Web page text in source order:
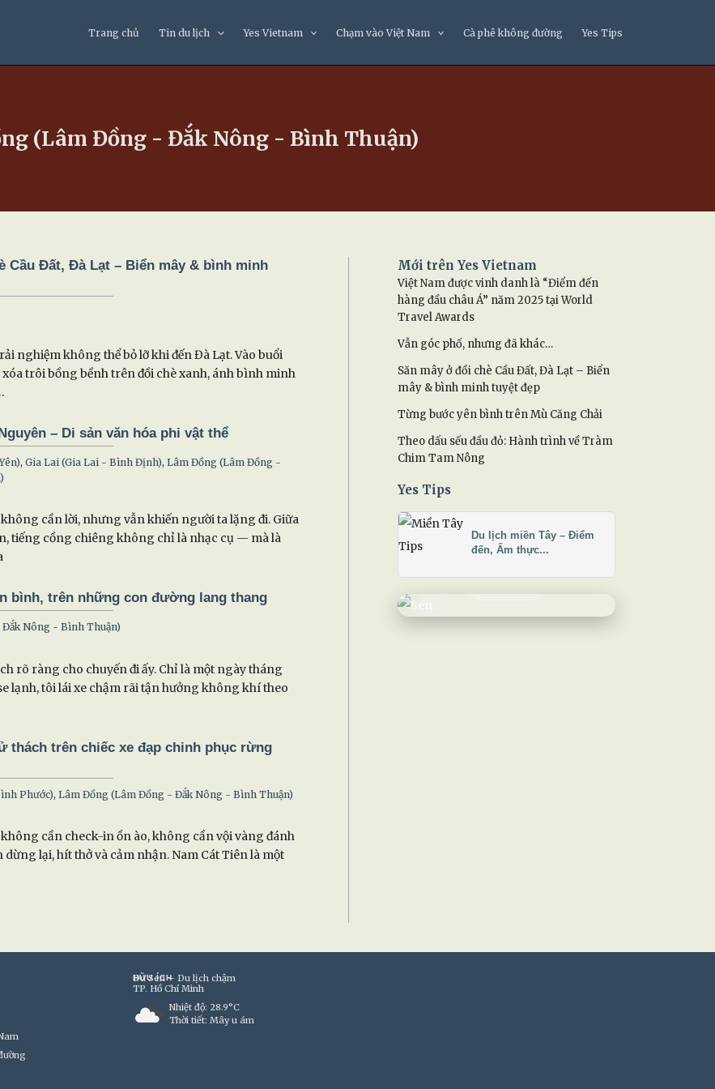
Trang chủ Tin du lịch Yes Vietnam Chạm vào Việt Nam Cà phê không đường Yes Tips
(Lâm Đồng - Đắk Nông - Bình Thuận)
Cầu Đất, Đà Lạt – Biển mây & bình minh
nghiệm không thể bỏ lỡ khi đến Đà Lạt. Vào buổi
trôi bồng bềnh trên đồi chè xanh, ánh bình minh
– Di sản văn hóa phi vật thể
,Gia Lai (Gia Lai - Bình Định),Lâm Đồng (Lâm Đồng -
cần lời, nhưng vẫn khiến người ta lặng đi. Giữa
tiếng cồng chiêng không chỉ là nhạc cụ — mà là
bình, trên những con đường lang thang
Nông - Bình Thuận)
rõ ràng cho chuyến đi ấy. Chỉ là một ngày tháng
lạnh, tôi lái xe chậm rãi tận hưởng không khí theo
thách trên chiếc xe đạp chinh phục rừng
Phước),Lâm Đồng (Lâm Đồng - Đắk Nông - Bình Thuận)
cần check-in ồn ào, không cần vội vàng đánh
dừng lại, hít thở và cảm nhận. Nam Cát Tiên là một
Mới trên Yes Vietnam
Việt Nam được vinh danh là “Điểm đến
hàng đầu châu Á” năm 2025 tại World
Travel Awards
Vẫn góc phố, nhưng đã khác…
Săn mây ở đồi chè Cầu Đất, Đà Lạt – Biển
mây & bình minh tuyệt đẹp
Từng bước yên bình trên Mù Căng Chải
Theo dấu sếu đầu đỏ: Hành trình về Tràm
Chim Tam Nông
Yes Tips
Du lịch miền Tây – Điểm
đến, Ẩm thực...
Khám phá Du Sen
Hành trình chậm, lắng nghe và
trở về với bình yên.
HỮU ÍCH
Du Sen – Du lịch chậm
TP. Hồ Chí Minh
Nhiệt độ: 28.9°C
Thời tiết: Mây u ám